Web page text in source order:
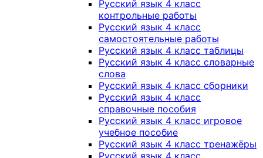
Русский язык 4 класс
контрольные работы
Русский язык 4 класс
самостоятельные работы
Русский язык 4 класс таблицы
Русский язык 4 класс словарные
слова
Русский язык 4 класс сборники
Русский язык 4 класс
справочные пособия
Русский язык 4 класс игровое
учебное пособие
Русский язык 4 класс тренажёры
Русский язык 4 класс